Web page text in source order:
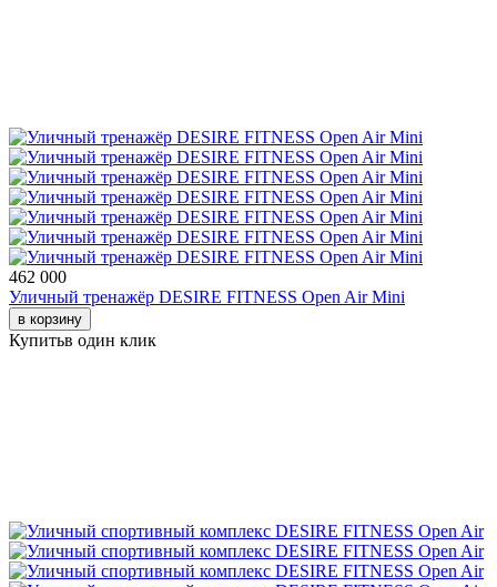
462 000
Уличный тренажёр DESIRE FITNESS Open Air Mini
в корзину
Купитьв один клик